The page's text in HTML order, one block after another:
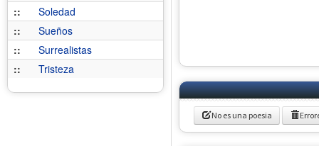
::
Soledad
::
Sueños
::
Surrealistas
::
Tristeza
No es una poesia